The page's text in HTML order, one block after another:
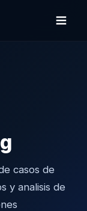
casos de
y analisis de